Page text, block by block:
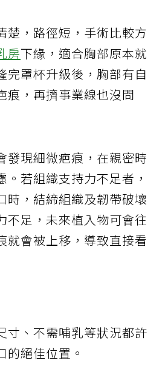
楚，路徑短，手術比較方
房下緣，適合胸部原本就
完罩杯升級後，胸部有自
痕，再擠事業線也沒問
發現細微疤痕，在親密時
。若組織支持力不足者，
時，結締組織及韌帶破壞
不足，未來植入物可會往
就會被上移，導致直接看
寸、不需哺乳等狀況都許
的絕佳位置。